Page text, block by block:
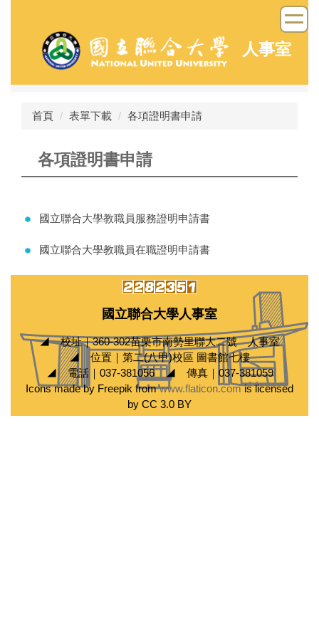
容
人事室
首頁 表單下載 各項證明書申請
各項證明書申請
國立聯合大學教職員服務證明申請書
國立聯合大學教職員在職證明申請書
國立聯合大學人事室
◢ 校址｜360-302苗栗市南勢里聯大二號 人事室
◢ 位置｜第二(八甲)校區 圖書館七樓
◢ 電話｜037-381056 ◢ 傳真｜037-381059
Icons made by Freepik fromwww.flaticon.comis licensed
by CC 3.0 BY